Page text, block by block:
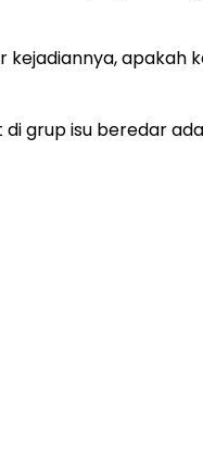
apakah
grup isu beredar